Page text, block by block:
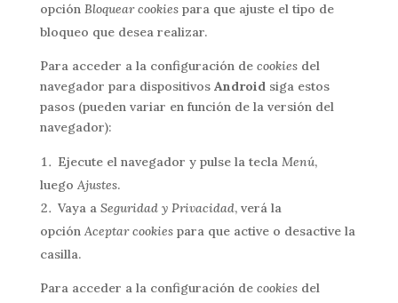
opción Bloquear cookiespara que ajuste el tipo de
bloqueo que desea realizar.
Para acceder a la configuración de cookiesdel
navegador para dispositivos Androidsiga estos
pasos (pueden variar en función de la versión del
navegador):
Ejecute el navegador y pulse la tecla Menú,
luego Ajustes.
Vaya a Seguridad y Privacidad, verá la
opción Aceptar cookiespara que active o desactive la
casilla.
Para acceder a la configuración de cookiesdel